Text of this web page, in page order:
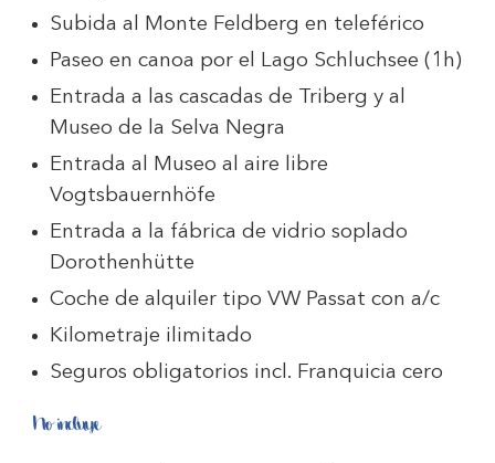
Subida al Monte Feldberg en teleférico
Paseo en canoa por el Lago Schluchsee (1h)
Entrada a las cascadas de Triberg y al
Museo de la Selva Negra
Entrada al Museo al aire libre
Vogtsbauernhöfe
Entrada a la fábrica de vidrio soplado
Dorothenhütte
Coche de alquiler tipo VW Passat con a/c
Kilometraje ilimitado
Seguros obligatorios incl. Franquicia cero
No incluye